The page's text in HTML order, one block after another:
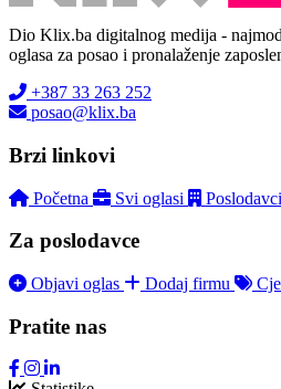
Dio Klix.ba digitalnog medija -
oglasa za posao i pronalaženje
+387 33 263 252
posao@klix.ba
Brzi linkovi
Početna Svi oglasi Poslodavci
Za poslodavce
Objavi oglas Dodaj firmu
Pratite nas